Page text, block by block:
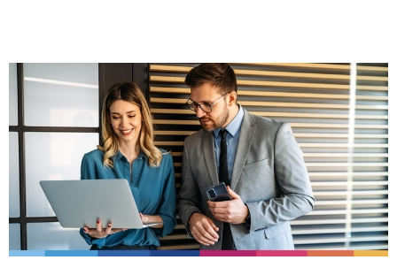
Email Marketing
Fatturazione
Financial Solutions
HR
Trust Services